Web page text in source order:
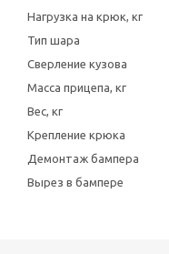
Нагрузка на крюк, кг
Тип шара
Сверление кузова
Масса прицепа, кг
Вес, кг
Крепление крюка
Демонтаж бампера
Вырез в бампере